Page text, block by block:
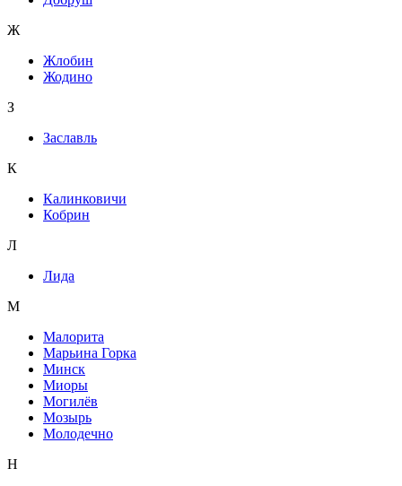
Ж
Жлобин
Жодино
З
Заславль
К
Калинковичи
Кобрин
Л
Лида
М
Малорита
Марьина Горка
Минск
Миоры
Могилёв
Мозырь
Молодечно
Н